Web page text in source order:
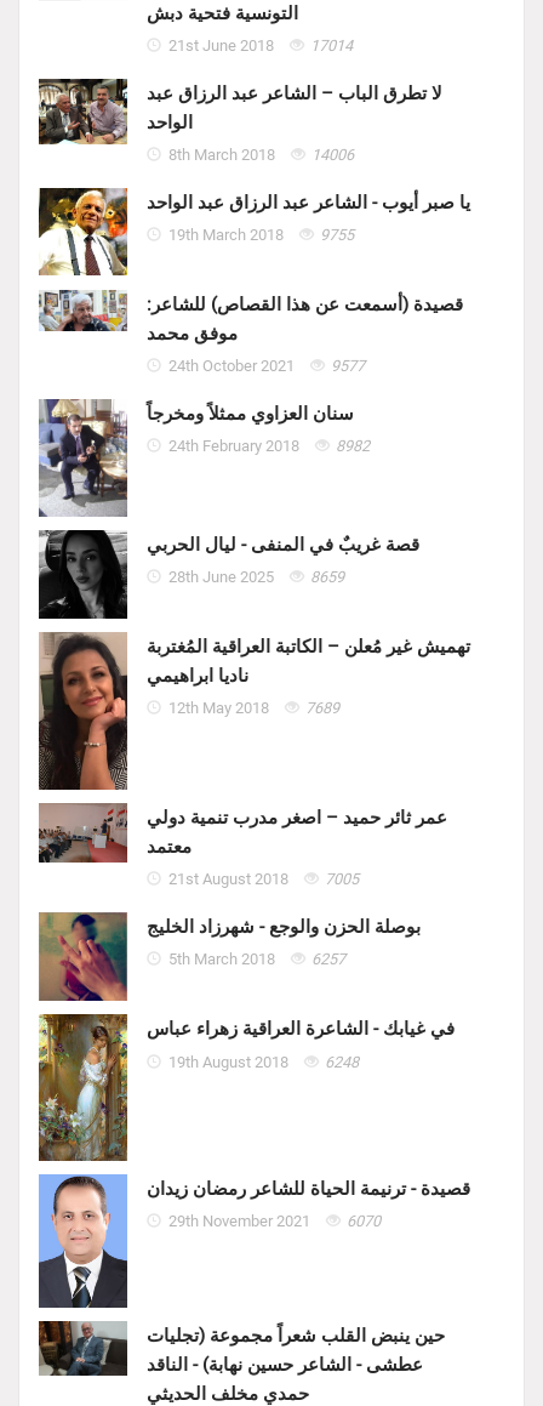
التونسية فتحية دبش
21st June 2018 17014
لا تطرق الباب – الشاعر عبد الرزاق عبد
الواحد
8th March 2018 14006
يا صبر أيوب - الشاعر عبد الرزاق عبد الواحد
19th March 2018 9755
قصيدة (أسمعت عن هذا القصاص) للشاعر:
موفق محمد
24th October 2021 9577
سنان العزاوي ممثلاً ومخرجاً
24th February 2018 8982
قصة غريبٌ في المنفى - ليال الحربي
28th June 2025 8659
تهميش غير مُعلن – الكاتبة العراقية المُغتربة
ناديا ابراهيمي
12th May 2018 7689
عمر ثائر حميد – اصغر مدرب تنمية دولي
معتمد
21st August 2018 7005
بوصلة الحزن والوجع - شهرزاد الخليج
5th March 2018 6257
في غيابك - الشاعرة العراقية زهراء عباس
19th August 2018 6248
قصيدة - ترنيمة الحياة للشاعر رمضان زيدان
29th November 2021 6070
حين ينبض القلب شعراً مجموعة (تجليات
عطشى - الشاعر حسين نهابة) - الناقد
حمدي مخلف الحديثي